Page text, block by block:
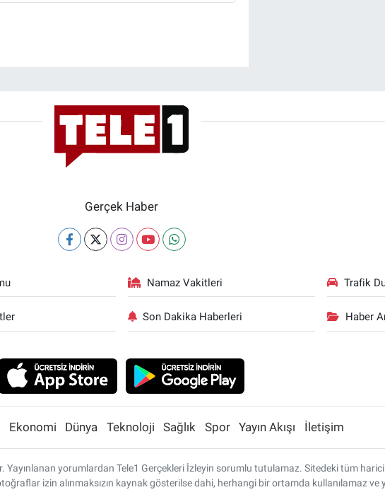
Gerçek Haber
Namaz Vakitleri Trafik
Son Dakika Haberleri Haber
Ekonomi Dünya Teknoloji Sağlık Spor Yayın Akışı İletişim
yorumlardan Tele1 Gerçekleri İzleyin sorumlu tutulamaz. Sitedeki tüm harici
izin alınmaksızın kaynak gösterilse dahi, herhangi bir ortamda kullanılamaz ve